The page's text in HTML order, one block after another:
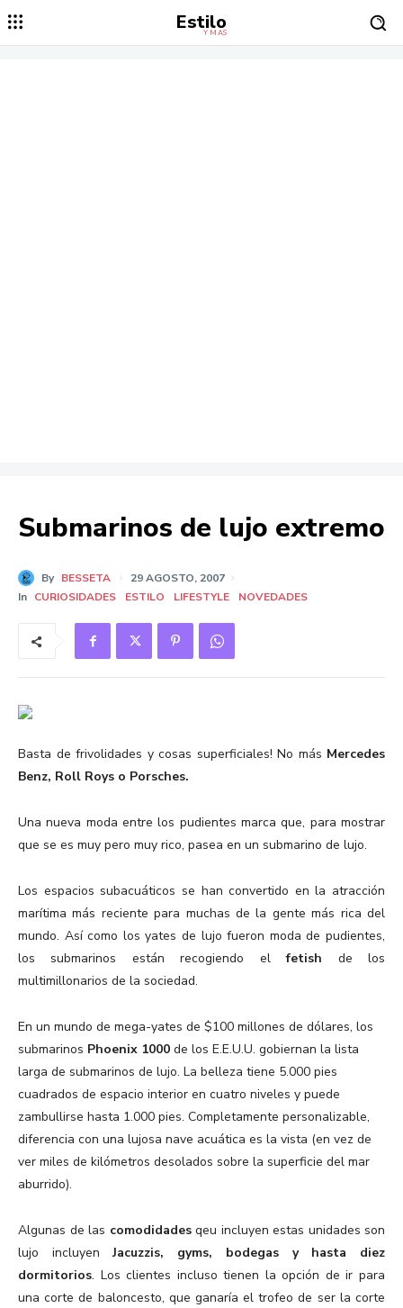
Estilo
Y MÁS
Submarinos de lujo extremo
By BESSETA
29 AGOSTO, 2007
In CURIOSIDADES ESTILO LIFESTYLE NOVEDADES
Basta de frivolidades y cosas superficiales! No más Mercedes
Benz, Roll Roys o Porsches.
Una nueva moda entre los pudientes marca que, para mostrar
que se es muy pero muy rico, pasea en un submarino de lujo.
Los espacios subacuáticos se han convertido en la atracción
marítima más reciente para muchas de la gente más rica del
mundo. Así como los yates de lujo fueron moda de pudientes,
los submarinos están recogiendo elfetish de los
multimillonarios de la sociedad.
En un mundo de mega-yates de $100 millones de dólares, los
submarinos Phoenix 1000 de los E.E.U.U. gobiernan la lista
larga de submarinos de lujo. La belleza tiene 5.000 pies
cuadrados de espacio interior en cuatro niveles y puede
zambullirse hasta 1.000 pies. Completamente personalizable,
diferencia con una lujosa nave acuática es la vista (en vez de
ver miles de kilómetros desolados sobre la superficie del mar
aburrido).
Algunas de las comodidades qeu incluyen estas unidades son
lujo incluyenJacuzzis, gyms, bodegas y hasta diez
dormitorios. Los clientes incluso tienen la opción de ir para
una corte de baloncesto, que ganaría el trofeo de ser la corte